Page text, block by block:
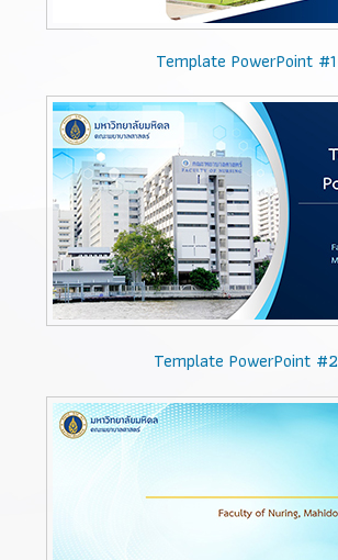
Template PowerPoint #1
Template PowerPoint #2